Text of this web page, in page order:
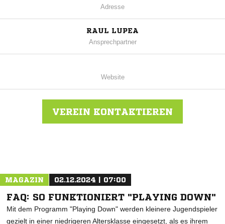
Adresse
RAUL LUPEA
Ansprechpartner
Website
VEREIN KONTAKTIEREN
MAGAZIN 02.12.2024 | 07:00
FAQ: SO FUNKTIONIERT "PLAYING DOWN"
Mit dem Programm "Playing Down" werden kleinere Jugendspieler
gezielt in einer niedrigeren Altersklasse eingesetzt, als es ihrem